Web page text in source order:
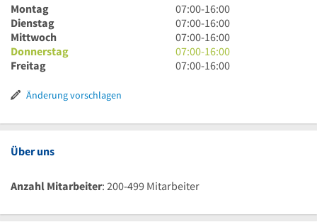
Montag
7
Uhr
bis
16
Uhr
07:00-16:00
Dienstag
7
Uhr
bis
16
07:00-16:00
Mittwoch
7
Uhr
bis
07:00-16:00
Donnerstag
7
Uhr
07:00-16:00
Freitag
7
Uhr
07:00-16:00
Änderung vorschlagen
Über uns
Anzahl Mitarbeiter: 200-499 Mitarbeiter